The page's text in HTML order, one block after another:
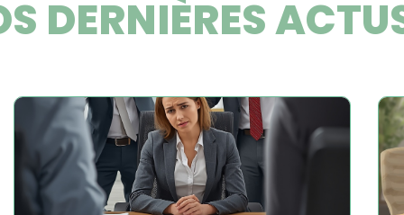
DERNIÈRES